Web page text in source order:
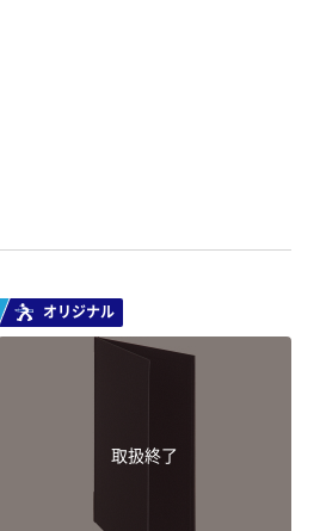
オリジナル
取扱終了
100% 6ロール
￥470~